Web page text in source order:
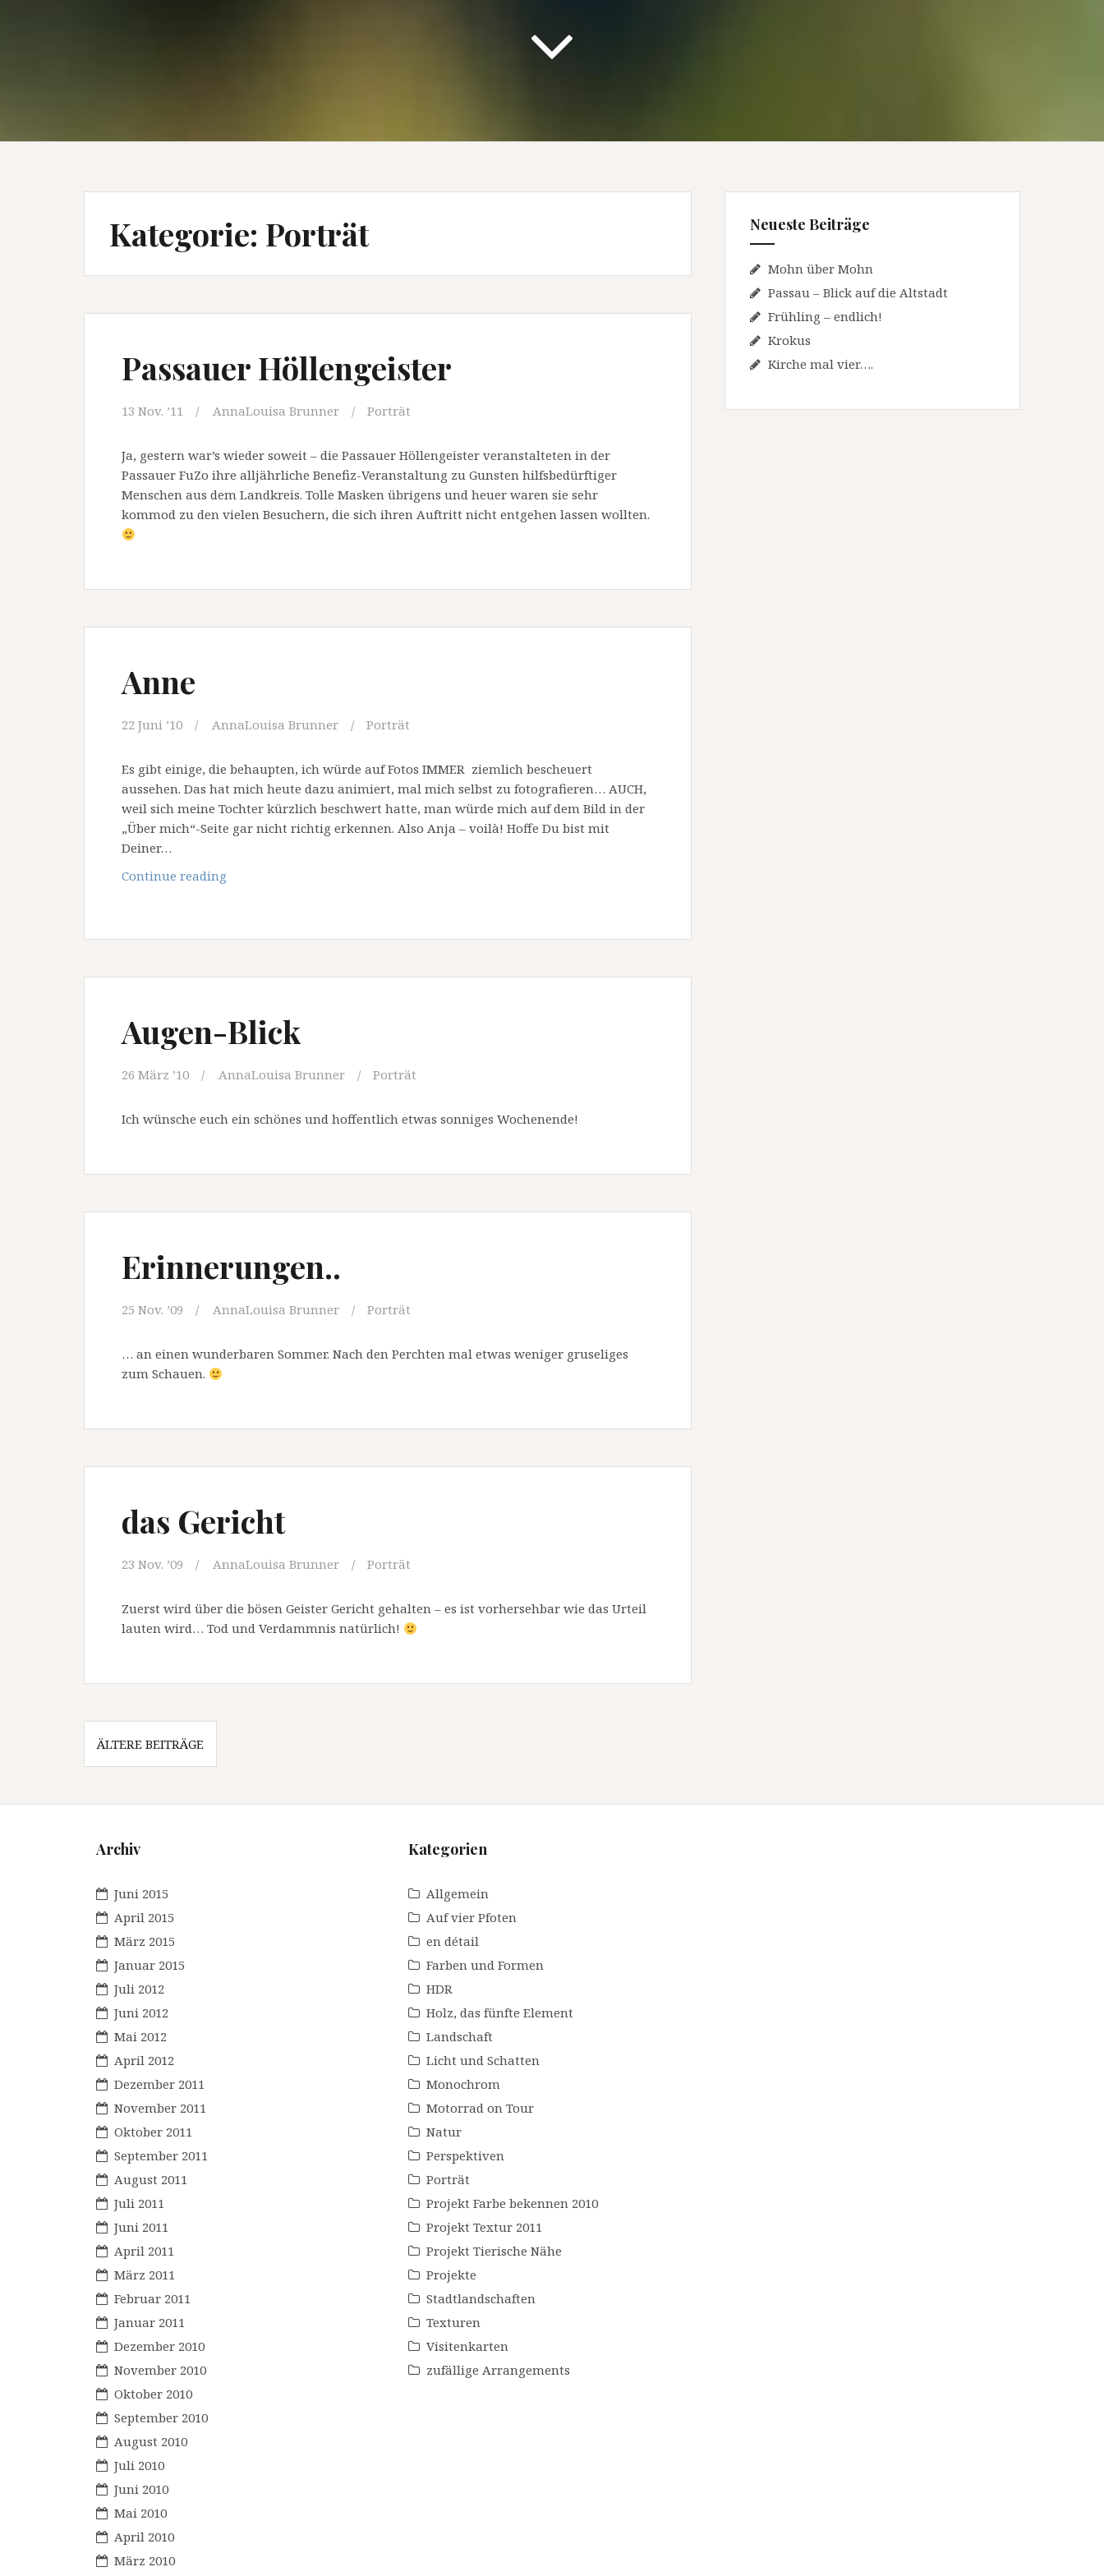
Kategorie: Porträt
Passauer Höllengeister
13 Nov. ’11 AnnaLouisa Brunner Porträt
Ja, gestern war’s wieder soweit – die Passauer Höllengeister veranstalteten in der
Passauer FuZo ihre alljährliche Benefiz-Veranstaltung zu Gunsten hilfsbedürftiger
Menschen aus dem Landkreis. Tolle Masken übrigens und heuer waren sie sehr
kommod zu den vielen Besuchern, die sich ihren Auftritt nicht entgehen lassen wollten.
Anne
22 Juni ’10 AnnaLouisa Brunner Porträt
Es gibt einige, die behaupten, ich würde auf Fotos IMMER ziemlich bescheuert
aussehen. Das hat mich heute dazu animiert, mal mich selbst zu fotografieren… AUCH,
weil sich meine Tochter kürzlich beschwert hatte, man würde mich auf dem Bild in der
„Über mich“-Seite gar nicht richtig erkennen. Also Anja – voilà! Hoffe Du bist mit
Deiner…
Continue reading
Augen-Blick
26 März ’10 AnnaLouisa Brunner Porträt
Ich wünsche euch ein schönes und hoffentlich etwas sonniges Wochenende!
Erinnerungen..
25 Nov. ’09 AnnaLouisa Brunner Porträt
… an einen wunderbaren Sommer. Nach den Perchten mal etwas weniger gruseliges
zum Schauen.
das Gericht
23 Nov. ’09 AnnaLouisa Brunner Porträt
Zuerst wird über die bösen Geister Gericht gehalten – es ist vorhersehbar wie das Urteil
lauten wird… Tod und Verdammnis natürlich!
Beitragsnavigation
ÄLTERE BEITRÄGE
Neueste Beiträge
Mohn über Mohn
Passau – Blick auf die Altstadt
Frühling – endlich!
Krokus
Kirche mal vier….
Archiv
Juni 2015
April 2015
März 2015
Januar 2015
Juli 2012
Juni 2012
Mai 2012
April 2012
Dezember 2011
November 2011
Oktober 2011
September 2011
August 2011
Juli 2011
Juni 2011
April 2011
März 2011
Februar 2011
Januar 2011
Dezember 2010
November 2010
Oktober 2010
September 2010
August 2010
Juli 2010
Juni 2010
Mai 2010
April 2010
März 2010
Kategorien
Allgemein
Auf vier Pfoten
en détail
Farben und Formen
HDR
Holz, das fünfte Element
Landschaft
Licht und Schatten
Monochrom
Motorrad on Tour
Natur
Perspektiven
Porträt
Projekt Farbe bekennen 2010
Projekt Textur 2011
Projekt Tierische Nähe
Projekte
Stadtlandschaften
Texturen
Visitenkarten
zufällige Arrangements